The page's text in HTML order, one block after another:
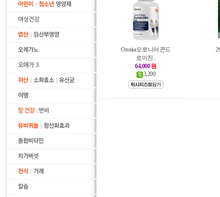
Oronia 오로니아 콘드
로이친..
64,000원
3,200
2